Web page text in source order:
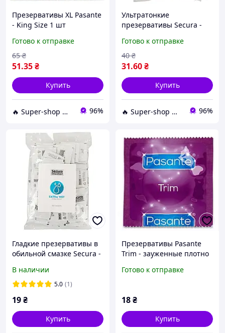
Презервативы XL Pasante
- King Size 1 шт
Готово к отправке
51.35₴
65 ₴
Купить
🔥 Super-shop 🔥 - Оптово-роздрібний магазин оригінальних товарів для краси та здоров'я 96%
Ультратонкие
презервативы Secura -
Готово к отправке
31.60₴
40 ₴
Купить
🔥 Super-shop 🔥 - Оптово-роздрібний магазин оригінальних товарів для краси та здоров'я 96%
Гладкие презервативы в
обильной смазке Secura -
В наличии
5.0 (1)
19₴
Купить
Презервативы Pasante
Trim - зауженные плотно
уменьшенные и гладкие
Готово к отправке
18₴
Купить